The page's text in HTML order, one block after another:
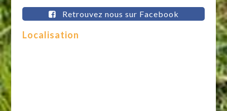
Retrouvez nous sur Facebook
Localisation